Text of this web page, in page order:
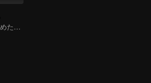
優秀な成績を収めた兄弟、金漢と周俊偉が武術の世界に足を踏み入れる